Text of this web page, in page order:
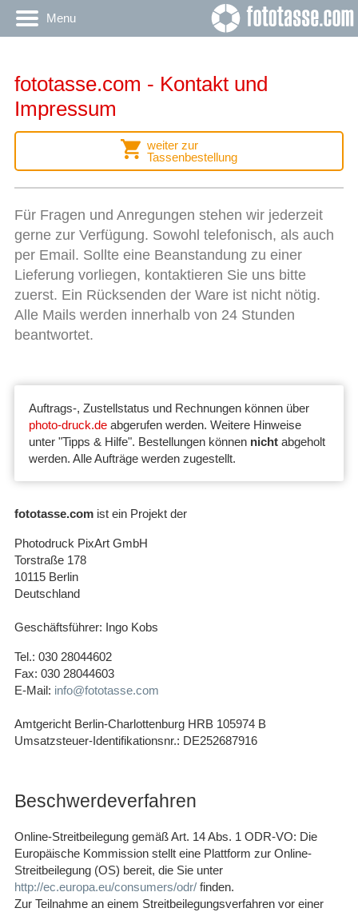
Menu
fototasse.com - Kontakt und
Impressum
weiter zur
Tassenbestellung
Für Fragen und Anregungen stehen wir jederzeit
gerne zur Verfügung. Sowohl telefonisch, als auch
per Email. Sollte eine Beanstandung zu einer
Lieferung vorliegen, kontaktieren Sie uns bitte
zuerst. Ein Rücksenden der Ware ist nicht nötig.
Alle Mails werden innerhalb von 24 Stunden
beantwortet.
Auftrags-, Zustellstatus und Rechnungen können über
photo-druck.de abgerufen werden. Weitere Hinweise
unter "Tipps & Hilfe". Bestellungen können nicht abgeholt
werden. Alle Aufträge werden zugestellt.
fototasse.com ist ein Projekt der
Photodruck PixArt GmbH
Torstraße 178
10115 Berlin
Deutschland
Geschäftsführer: Ingo Kobs
Tel.: 030 28044602
Fax: 030 28044603
E-Mail: info@fototasse.com
Amtgericht Berlin-Charlottenburg HRB 105974 B
Umsatzsteuer-Identifikationsnr.: DE252687916
Beschwerdeverfahren
Online-Streitbeilegung gemäß Art. 14 Abs. 1 ODR-VO: Die
Europäische Kommission stellt eine Plattform zur Online-
Streitbeilegung (OS) bereit, die Sie unter
http://ec.europa.eu/consumers/odr/ finden.
Zur Teilnahme an einem Streitbeilegungsverfahren vor einer